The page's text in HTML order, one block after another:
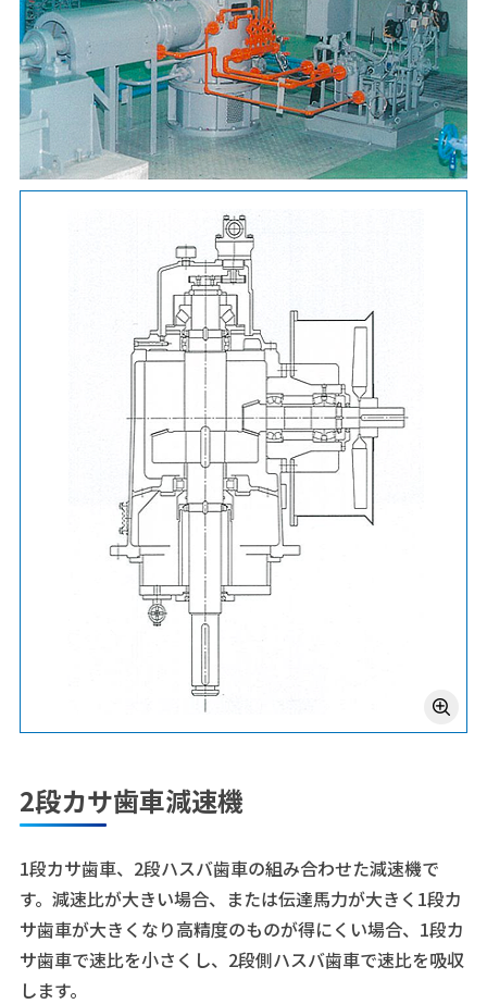
2段カサ歯車減速機
1段カサ歯車、2段ハスバ歯車の組み合わせた減速機で
す。減速比が大きい場合、または伝達馬力が大きく1段カ
サ歯車が大きくなり高精度のものが得にくい場合、1段カ
サ歯車で速比を小さくし、2段側ハスバ歯車で速比を吸収
します。